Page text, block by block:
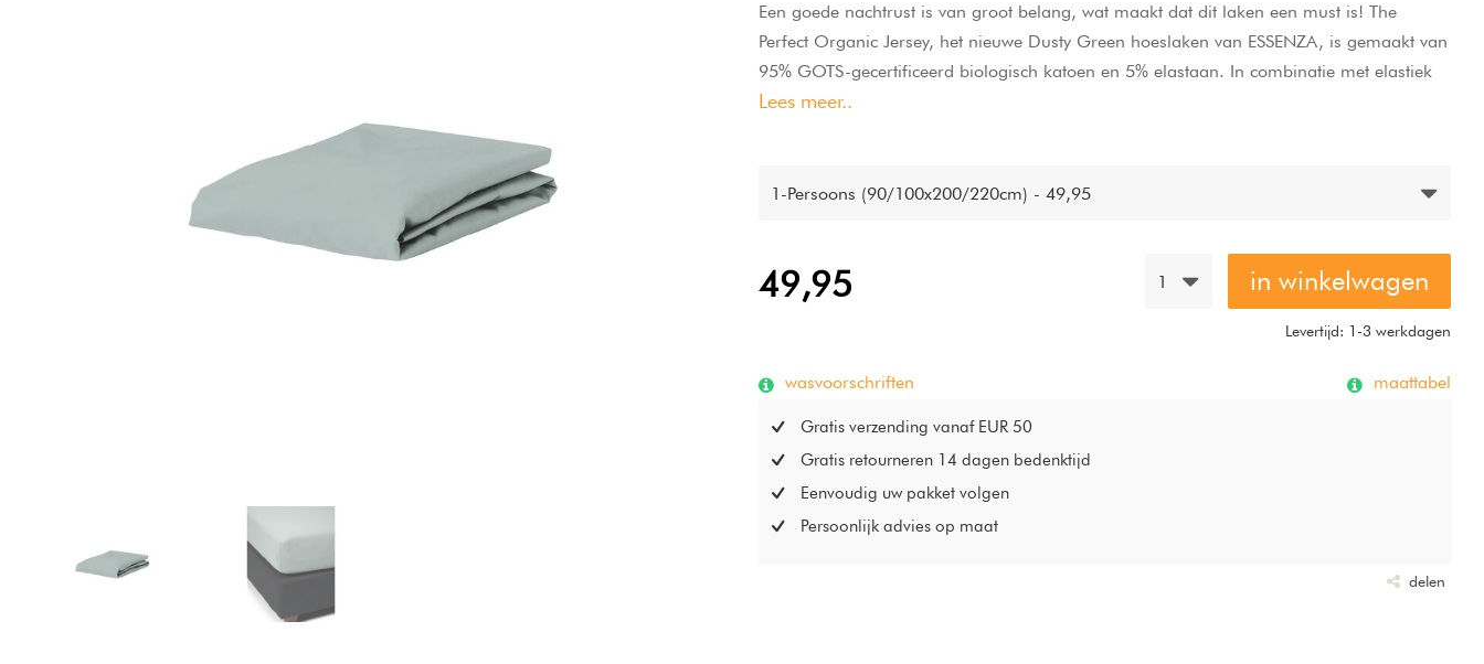
Een goede nachtrust is van groot belang, wat maakt dat dit laken een must is! The
Perfect Organic Jersey, het nieuwe Dusty Green hoeslaken van ESSENZA, is gemaakt van
95% GOTS-gecertificeerd biologisch katoen en 5% elastaan. In combinatie met elastiek
rondom zorgt dit voor een extra sterke stretchkwaliteit en heeft dit hoeslaken de perfecte
Perfect Organic hoeslaken, gemaakt van 95% GOTS-gecertificeerd katoen en 5%
Lees meer..
1-Persoons (90/100x200/220cm) - 49,95
49,95 1 in winkelwagen
Levertijd: 1-3 werkdagen
wasvoorschriften maattabel
Gratis verzending vanaf EUR 50
Gratis retourneren 14 dagen bedenktijd
Eenvoudig uw pakket volgen
Persoonlijk advies op maat
delen